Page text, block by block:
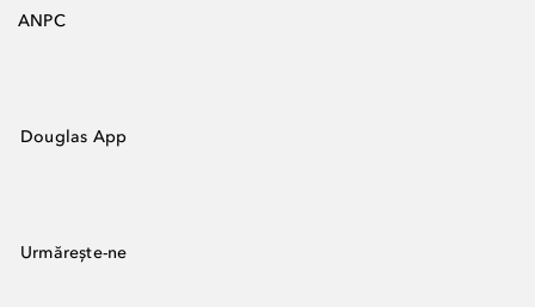
ANPC
Douglas App
Urmărește-ne